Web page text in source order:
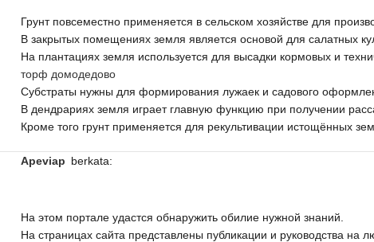
Грунт повсеместно применяется в сельском хозяйстве для
В закрытых помещениях земля является основой для салатных
На плантациях земля используется для высадки кормовых и
торф домодедово
Субстраты нужны для формирования лужаек и садового
В дендрариях земля играет главную функцию при получении
Кроме того грунт применяется для рекультивации истощённых
Apeviap berkata:
На этом портале удастся обнаружить обилие нужной знаний.
На страницах сайта представлены публикации и руководства на